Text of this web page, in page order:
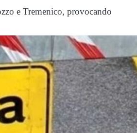
e Tremenico, provocando